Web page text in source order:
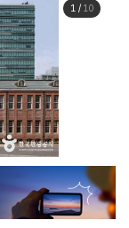
1/ 10